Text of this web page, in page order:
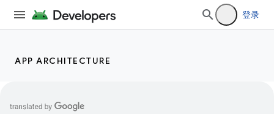
登录
APP ARCHITECTURE